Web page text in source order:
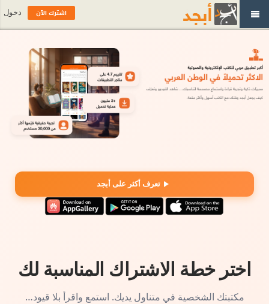
تعرف أكثر على أبجد
اختر خطة الاشتراك المناسبة لك
مكتبتك الشخصية في متناول يديك. استمع واقرأ بلا قيود…
اشترك الآن دخول